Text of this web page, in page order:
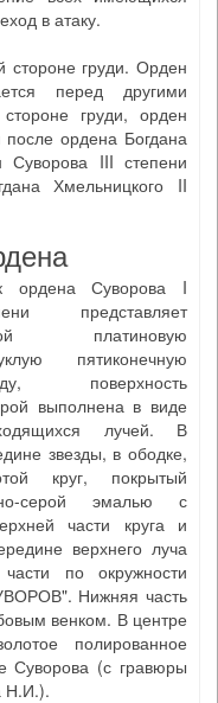
в атаку.
стороне груди. Орден
перед другими
груди, орден
после ордена Богдана
III степени
Хмельницкого II
ордена Суворова I
представляет
платиновую
пятиконечную
поверхность
выполнена в виде
лучей. В
звезды, в ободке,
круг, покрытый
серой эмалью с
части круга и
верхнего луча
по окружности
Нижняя часть
венком. В центре
полированное
Суворова (с гравюры
Н.И.).